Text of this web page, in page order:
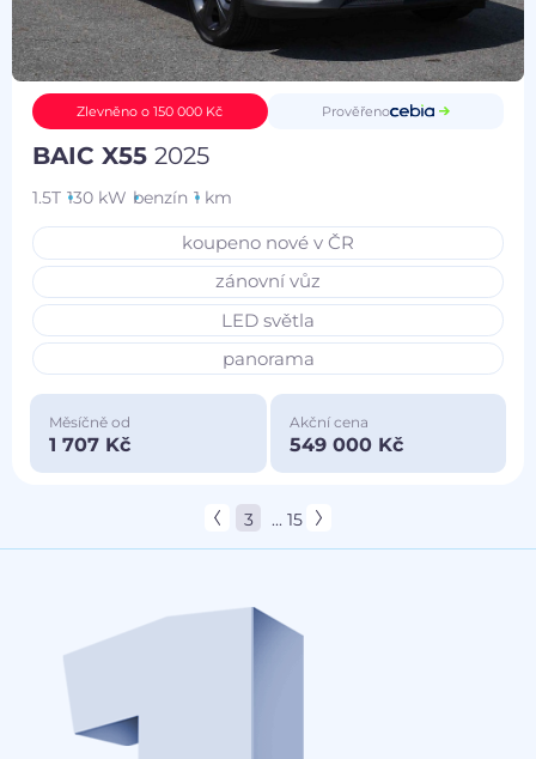
Zlevněno o 150 000 Kč Prověřeno
BAIC X552025
1.5T 130 kW benzín 1 km
koupeno nové v ČR
zánovní vůz
LED světla
panorama
Měsíčně od
1 707 Kč
Akční cena
549 000 Kč
3 ... 15